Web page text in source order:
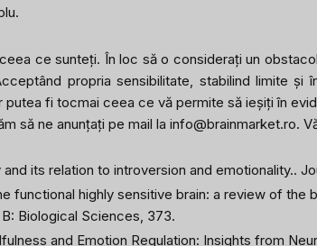
ce sunteți. În loc să o considerați un
propria sensibilitate, stabilind limite și
fi tocmai ceea ce vă permite să ieșiți în
să ne anunțați pe mail la info@brainmarket.ro.
its relation to introversion and emotionality..
functional highly sensitive brain: a review of
Biological Sciences , 373.
and Emotion Regulation: Insights from